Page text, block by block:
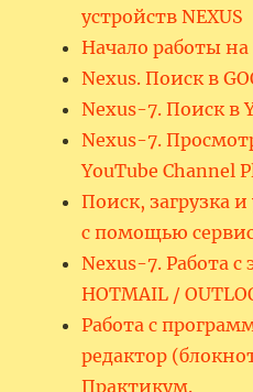
устройств NEXUS
Начало работы
Nexus. Поиск в
Nexus-7. Поиск в
Nexus-7.
YouTube Channel
Поиск, загрузка
с помощью
Nexus-7. Работа
HOTMAIL /
Работа с
редактор
Практикум.